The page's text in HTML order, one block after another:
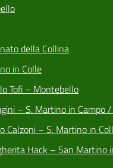
della Collina
in Colle
Tofi – Montebello
– S. Martino in Campo
Calzoni – S. Martino in
Hack – San Martino